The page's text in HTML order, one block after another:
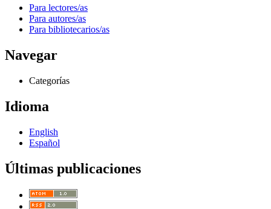
Para lectores/as
Para autores/as
Para bibliotecarios/as
Navegar
Categorías
Idioma
English
Español
Últimas publicaciones